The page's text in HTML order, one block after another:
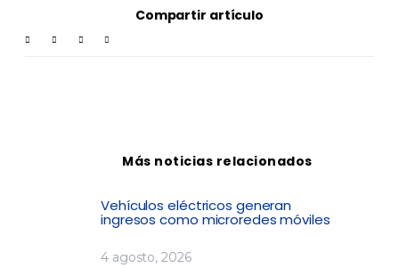
Compartir artículo
Más noticias relacionados
Vehículos eléctricos generan
ingresos como microredes móviles
4 agosto, 2026